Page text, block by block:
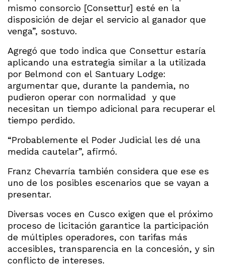
mismo consorcio [Consettur] esté en la
disposición de dejar el servicio al ganador que
venga”, sostuvo.
Agregó que todo indica que Consettur estaría
aplicando una estrategia similar a la utilizada
por Belmond con el Santuary Lodge:
argumentar que, durante la pandemia, no
pudieron operar con normalidad y que
necesitan un tiempo adicional para recuperar el
tiempo perdido.
“Probablemente el Poder Judicial les dé una
medida cautelar”, afirmó.
Franz Chevarría también considera que ese es
uno de los posibles escenarios que se vayan a
presentar.
Diversas voces en Cusco exigen que el próximo
proceso de licitación garantice la participación
de múltiples operadores, con tarifas más
accesibles, transparencia en la concesión, y sin
conflicto de intereses.